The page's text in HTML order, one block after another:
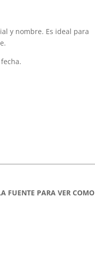
y nombre. Es ideal para
FUENTE PARA VER COMO